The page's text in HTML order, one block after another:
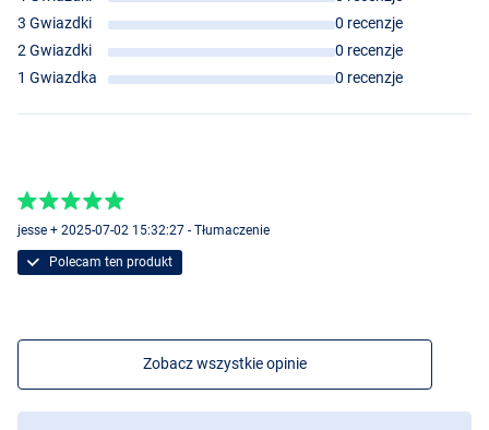
- Prędkość nawoju: 80 cm
- Moc hamulca: 11 kg
- Pojemność szpuli (mm-m): 0,30-240/0,35-175
3 Gwiazdki
0 recenzje
2 Gwiazdki
0 recenzje
1 Gwiazdka
0 recenzje
jesse + 2025-07-02 15:32:27 - Tłumaczenie
Polecam ten produkt
Zobacz wszystkie opinie